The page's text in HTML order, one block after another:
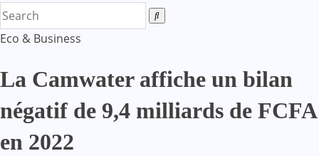
Eco & Business
La Camwater affiche un bilan
négatif de 9,4 milliards de FCFA
en 2022